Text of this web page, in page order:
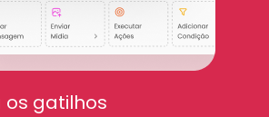
os gatilhos